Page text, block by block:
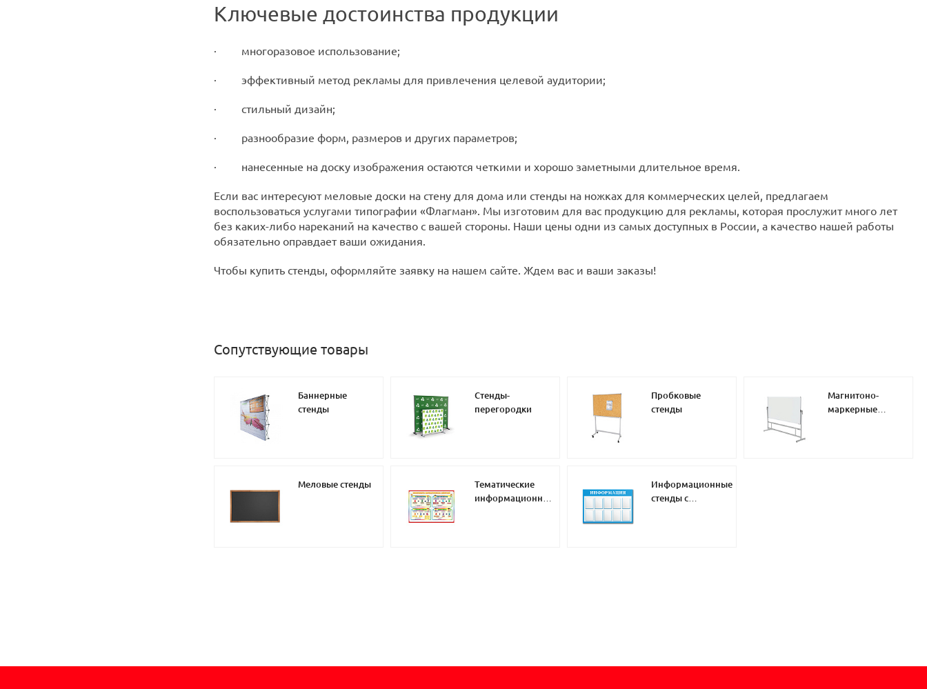
Ключевые достоинства продукции
· многоразовое использование;
· эффективный метод рекламы для привлечения целевой аудитории;
· стильный дизайн;
· разнообразие форм, размеров и других параметров;
· нанесенные на доску изображения остаются четкими и хорошо заметными длительное время.
Если вас интересуют меловые доски на стену для дома или стенды на ножках для коммерческих целей, предлагаем
воспользоваться услугами типографии «Флагман». Мы изготовим для вас продукцию для рекламы, которая прослужит много лет
без каких-либо нареканий на качество с вашей стороны. Наши цены одни из самых доступных в России, а качество нашей работы
обязательно оправдает ваши ожидания.
Чтобы купить стенды, оформляйте заявку на нашем сайте. Ждем вас и ваши заказы!
Сопутствующие товары
Баннерные
стенды
Стенды-
перегородки
Пробковые
стенды
Магнитоно-
маркерные
Меловые стенды
Тематические
информационные
Информационные
стенды с